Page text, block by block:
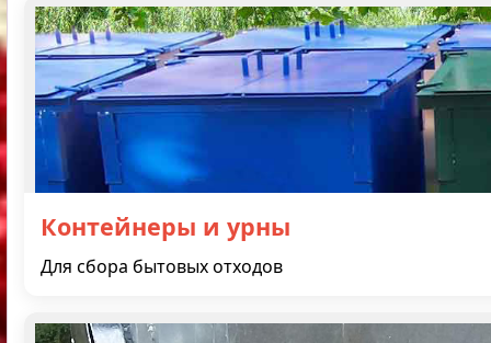
Контейнеры и урны
Для сбора бытовых отходов